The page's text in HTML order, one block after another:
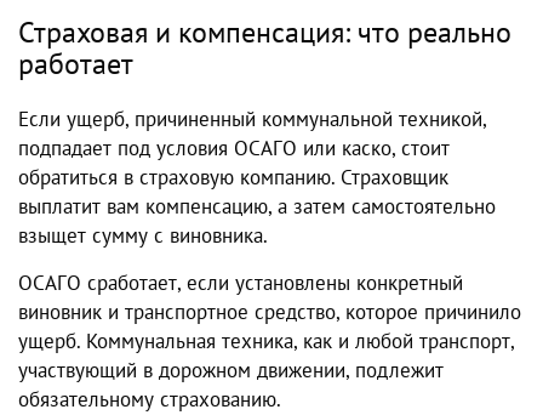
Страховая и компенсация: что реально
работает
Если ущерб, причиненный коммунальной техникой,
подпадает под условия ОСАГО или каско, стоит
обратиться в страховую компанию. Страховщик
выплатит вам компенсацию, а затем самостоятельно
взыщет сумму с виновника.
ОСАГО сработает, если установлены конкретный
виновник и транспортное средство, которое причинило
ущерб. Коммунальная техника, как и любой транспорт,
участвующий в дорожном движении, подлежит
обязательному страхованию.